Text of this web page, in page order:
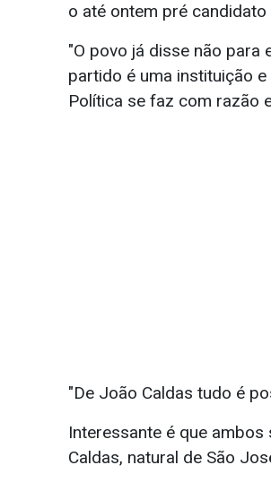
o até ontem pré
"O povo já disse não para
partido é uma instituição
Política se faz com razão
"De João Caldas tudo é
Interessante é que
Caldas, natural de São